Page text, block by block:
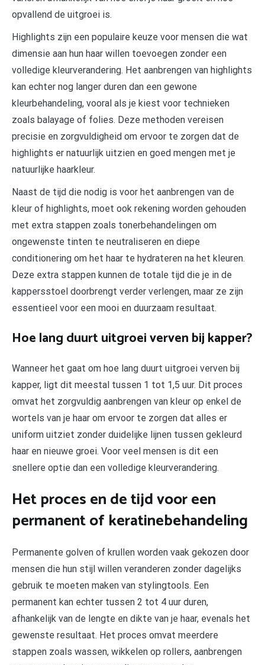
opvallend de uitgroei is.
Highlights zijn een populaire keuze voor mensen die wat
dimensie aan hun haar willen toevoegen zonder een
volledige kleurverandering. Het aanbrengen van highlights
kan echter nog langer duren dan een gewone
kleurbehandeling, vooral als je kiest voor technieken
zoals balayage of folies. Deze methoden vereisen
precisie en zorgvuldigheid om ervoor te zorgen dat de
highlights er natuurlijk uitzien en goed mengen met je
natuurlijke haarkleur.
Naast de tijd die nodig is voor het aanbrengen van de
kleur of highlights, moet ook rekening worden gehouden
met extra stappen zoals tonerbehandelingen om
ongewenste tinten te neutraliseren en diepe
conditionering om het haar te hydrateren na het kleuren.
Deze extra stappen kunnen de totale tijd die je in de
kappersstoel doorbrengt verder verlengen, maar ze zijn
essentieel voor een mooi en duurzaam resultaat.
Hoe lang duurt uitgroei verven bij kapper?
Wanneer het gaat om hoe lang duurt uitgroei verven bij
kapper, ligt dit meestal tussen 1 tot 1,5 uur. Dit proces
omvat het zorgvuldig aanbrengen van kleur op enkel de
wortels van je haar om ervoor te zorgen dat alles er
uniform uitziet zonder duidelijke lijnen tussen gekleurd
haar en nieuwe groei. Voor veel mensen is dit een
snellere optie dan een volledige kleurverandering.
Het proces en de tijd voor een
permanent of keratinebehandeling
Permanente golven of krullen worden vaak gekozen door
mensen die hun stijl willen veranderen zonder dagelijks
gebruik te moeten maken van stylingtools. Een
permanent kan echter tussen 2 tot 4 uur duren,
afhankelijk van de lengte en dikte van je haar, evenals het
gewenste resultaat. Het proces omvat meerdere
stappen zoals wassen, wikkelen op rollers, aanbrengen